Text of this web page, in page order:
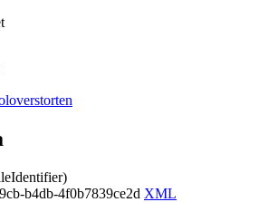
b4db-4f0b7839ce2d XML